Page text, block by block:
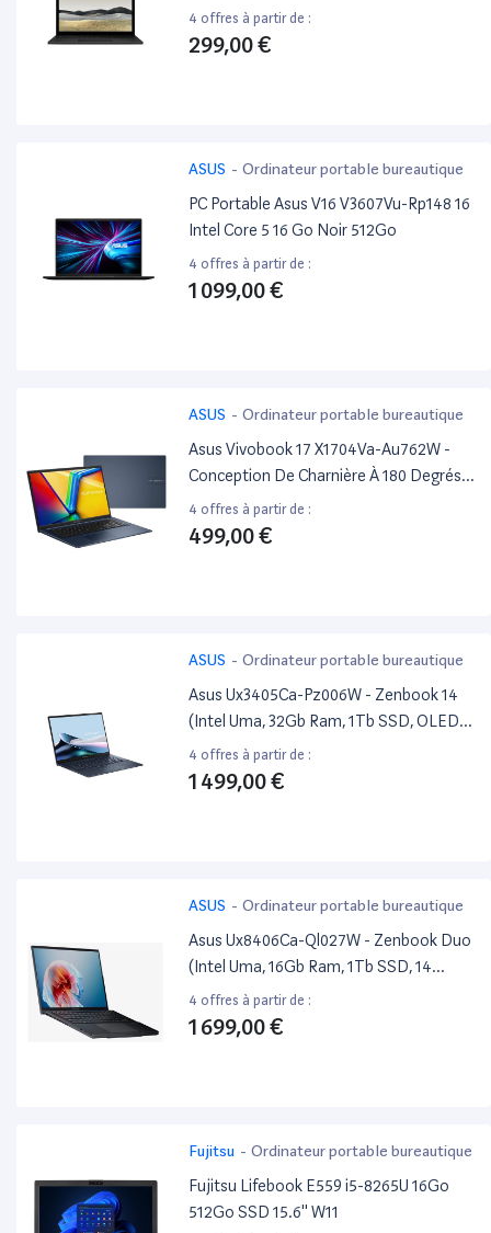
SSD Tactile Grès Et Noir Mat
Reconditionné
4 offres à partir de :
299,00 €
ASUS - Ordinateur portable bureautique
PC Portable Asus V16 V3607Vu-Rp148 16
Intel Core 5 16 Go Noir 512Go
4 offres à partir de :
1 099,00 €
ASUS - Ordinateur portable bureautique
Asus Vivobook 17 X1704Va-Au762W -
Conception De Charnière À 180 Degrés -
Intel U-Series - U300 / Jusqu'À 4.4 Ghz -
Win 11 Home - UHD Graphics - 8 Go Ram
4 offres à partir de :
499,00 €
ASUS - Ordinateur portable bureautique
Asus Ux3405Ca-Pz006W - Zenbook 14
(Intel Uma, 32Gb Ram, 1Tb SSD, OLED
14 Wqxga+, Windows 11) - Ponder Blue -
Azerty Français
4 offres à partir de :
1 499,00 €
ASUS - Ordinateur portable bureautique
Asus Ux8406Ca-Ql027W - Zenbook Duo
(Intel Uma, 16Gb Ram, 1Tb SSD, 14
OLED Wuxga, Windows 11) - Inkwell Gray
- Azerty Français
4 offres à partir de :
1 699,00 €
Fujitsu - Ordinateur portable bureautique
Fujitsu Lifebook E559 i5-8265U 16Go
512Go SSD 15.6'' W11